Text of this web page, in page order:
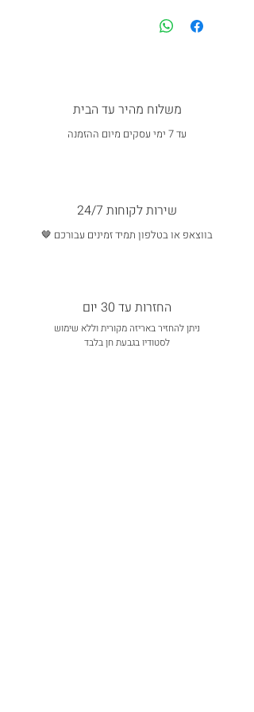
משלוח מהיר עד הבית
עד 7 ימי עסקים מיום ההזמנה
שירות לקוחות 24/7
בווצאפ או בטלפון תמיד זמינים עבורכם 🤎
החזרות עד 30 יום
ניתן להחזיר באריזה מקורית וללא שימוש
לסטודיו בגבעת חן בלבד